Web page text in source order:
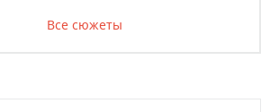
Все сюжеты